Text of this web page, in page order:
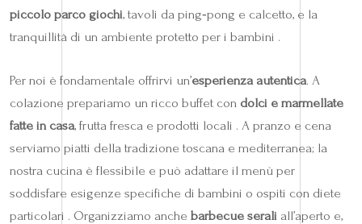
piccolo parco giochi, tavoli da ping‑pong e calcetto, e la
tranquillità di un ambiente protetto per i bambini .
Per noi è fondamentale offrirvi un’esperienza autentica. A
colazione prepariamo un ricco buffet con dolci e marmellate
fatte in casa, frutta fresca e prodotti locali . A pranzo e cena
serviamo piatti della tradizione toscana e mediterranea; la
nostra cucina è flessibile e può adattare il menù per
soddisfare esigenze specifiche di bambini o ospiti con diete
particolari . Organizziamo anche barbecue serali all’aperto e,